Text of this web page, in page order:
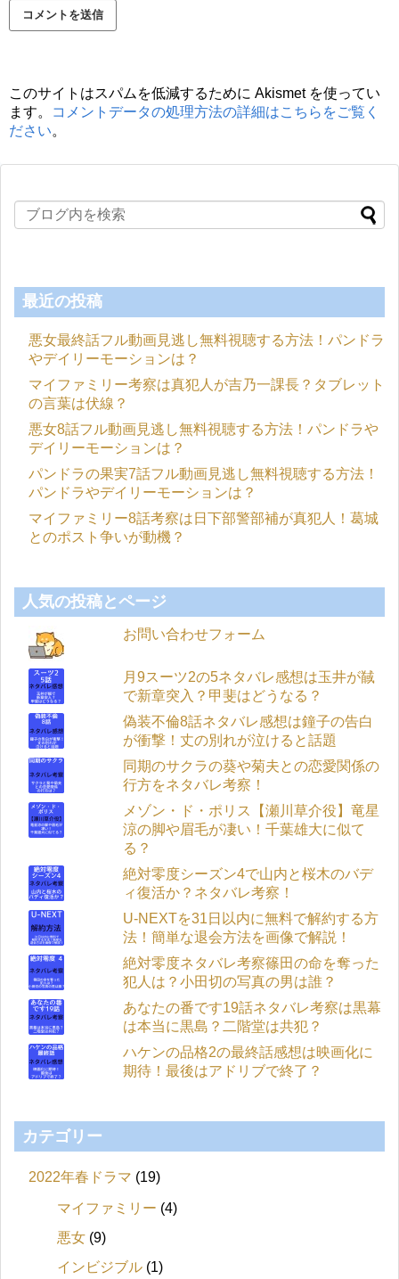
このサイトはスパムを低減するために Akismet を使ってい
ます。
コメントデータの処理方法の詳細はこちらをご覧く
ださい。
最近の投稿
悪女最終話フル動画見逃し無料視聴する方法！パンドラ
やデイリーモーションは？
マイファミリー考察は真犯人が吉乃一課長？タブレット
の言葉は伏線？
悪女8話フル動画見逃し無料視聴する方法！パンドラや
デイリーモーションは？
パンドラの果実7話フル動画見逃し無料視聴する方法！
パンドラやデイリーモーションは？
マイファミリー8話考察は日下部警部補が真犯人！葛城
とのポスト争いが動機？
人気の投稿とページ
お問い合わせフォーム
月9スーツ2の5ネタバレ感想は玉井が馘
で新章突入？甲斐はどうなる？
偽装不倫8話ネタバレ感想は鐘子の告白
が衝撃！丈の別れが泣けると話題
同期のサクラの葵や菊夫との恋愛関係の
行方をネタバレ考察！
メゾン・ド・ポリス【瀬川草介役】竜星
涼の脚や眉毛が凄い！千葉雄大に似て
る？
絶対零度シーズン4で山内と桜木のバデ
ィ復活か？ネタバレ考察！
U-NEXTを31日以内に無料で解約する方
法！簡単な退会方法を画像で解説！
絶対零度ネタバレ考察篠田の命を奪った
犯人は？小田切の写真の男は誰？
あなたの番です19話ネタバレ考察は黒幕
は本当に黒島？二階堂は共犯？
ハケンの品格2の最終話感想は映画化に
期待！最後はアドリブで終了？
カテゴリー
2022年春ドラマ (19)
マイファミリー (4)
悪女 (9)
インビジブル (1)